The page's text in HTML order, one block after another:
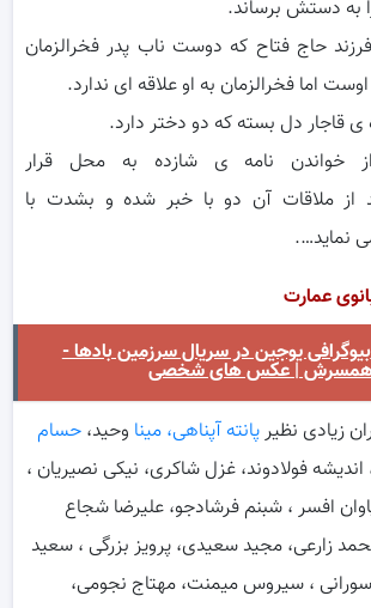
به دستش برساند.
حاج فتاح که دوست ناب پدر فخرالزمان
اما فخرالزمان به او علاقه ای ندارد.
ی قاجار دل بسته که دو دختر دارد.
خواندن نامه ی شازده به محل قرار
از ملاقات آن دو با خبر شده و بشدت با
نماید….
عمارت
بیوگرافی یوجین در سریال سرزمین بادها -
همسرش | عکس های شخصی
زیادی نظیرپانته آپناهی، مینا وحید،حسام
فولادوند، غزل شاکری، نیکی نصیریان ،
افسر ، شبنم فرشادجو، علیرضا شجاع
زارعی، مجید سعیدی، پرویز بزرگی ، سعید
سورانی ، سیروس میمنت، مهتاج نجومی،